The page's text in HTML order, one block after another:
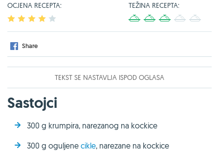
OCJENA RECEPTA:
2 3 4
TEŽINA RECEPTA:
4
Share
TEKST SE NASTAVLJA ISPOD OGLASA
Sastojci
300 g krumpira, narezanog na kockice
300 g oguljene cikle, narezane na kockice